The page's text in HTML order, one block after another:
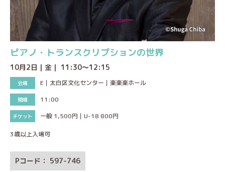
ピアノ・トランスクリプションの世界
10月2日｜金｜ 11:30～12:15
E｜太白区文化センター｜楽楽楽ホール
11:00
一般 1,500円｜U-18 800円
3歳以上入場可
Pコード： 597-746